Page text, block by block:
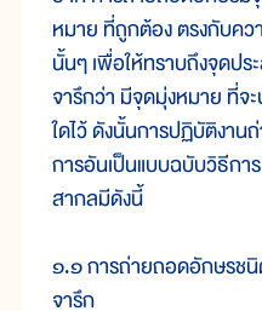
หมาย ที่ถูกต้อง ตรงกับคว
นั้นๆ เพื่อให้ทราบถึงจุดปร
จารึกว่า มีจุดมุ่งหมาย ที่จ
ใดไว้ ดังนั้นการปฏิบัติงา
การอันเป็นแบบฉบับวิธีกา
สากลมีดังนี้
๑.๑ การถ่ายถอดอักษรช
จารึก